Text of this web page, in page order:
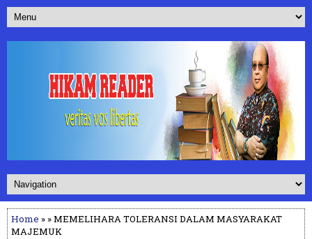
Home » » MEMELIHARA TOLERANSI DALAM MASYARAKAT
MAJEMUK